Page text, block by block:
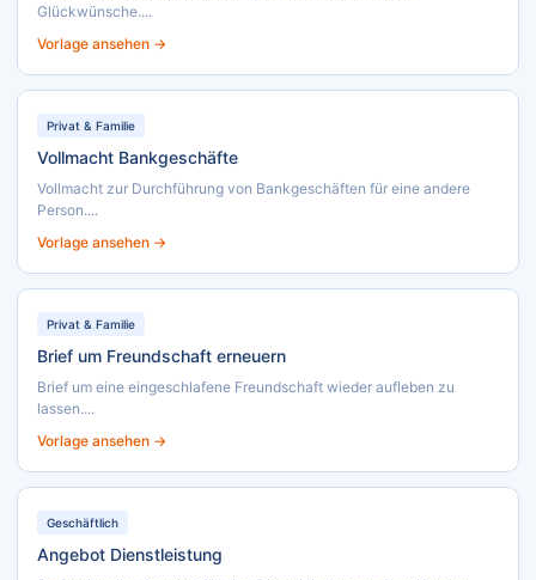
Glückwünsche....
Vorlage ansehen →
Privat & Familie
Vollmacht Bankgeschäfte
Vollmacht zur Durchführung von Bankgeschäften für eine andere
Person....
Vorlage ansehen →
Privat & Familie
Brief um Freundschaft erneuern
Brief um eine eingeschlafene Freundschaft wieder aufleben zu
lassen....
Vorlage ansehen →
Geschäftlich
Angebot Dienstleistung